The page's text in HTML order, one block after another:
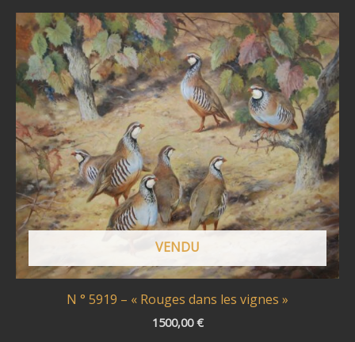
VENDU
N ° 5919 – « Rouges dans les vignes »
1500,00€